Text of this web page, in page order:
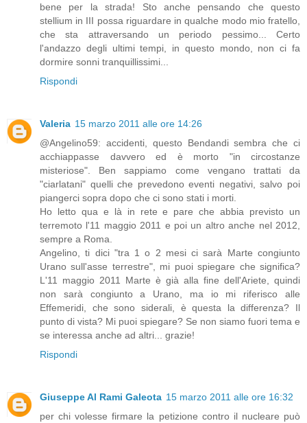
bene per la strada! Sto anche pensando che questo
stellium in III possa riguardare in qualche modo mio fratello,
che sta attraversando un periodo pessimo... Certo
l'andazzo degli ultimi tempi, in questo mondo, non ci fa
dormire sonni tranquillissimi...
Rispondi
Valeria 15 marzo 2011 alle ore 14:26
@Angelino59: accidenti, questo Bendandi sembra che ci
acchiappasse davvero ed è morto "in circostanze
misteriose". Ben sappiamo come vengano trattati da
"ciarlatani" quelli che prevedono eventi negativi, salvo poi
piangerci sopra dopo che ci sono stati i morti.
Ho letto qua e là in rete e pare che abbia previsto un
terremoto l'11 maggio 2011 e poi un altro anche nel 2012,
sempre a Roma.
Angelino, ti dici "tra 1 o 2 mesi ci sarà Marte congiunto
Urano sull'asse terrestre", mi puoi spiegare che significa?
L'11 maggio 2011 Marte è già alla fine dell'Ariete, quindi
non sarà congiunto a Urano, ma io mi riferisco alle
Effemeridi, che sono siderali, è questa la differenza? Il
punto di vista? Mi puoi spiegare? Se non siamo fuori tema e
se interessa anche ad altri... grazie!
Rispondi
Giuseppe Al Rami Galeota 15 marzo 2011 alle ore 16:32
per chi volesse firmare la petizione contro il nucleare può